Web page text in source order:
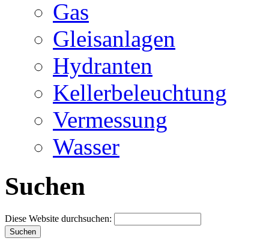
Gas
Gleisanlagen
Hydranten
Kellerbeleuchtung
Vermessung
Wasser
Suchen
Diese Website durchsuchen: